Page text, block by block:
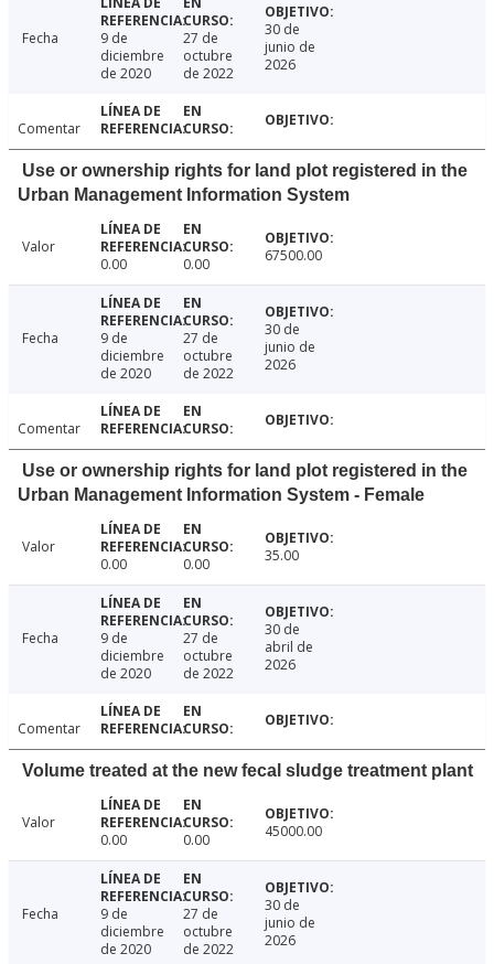
Fecha
9 de
diciembre
de 2020
27 de
octubre
de 2022
30 de
junio de
2026
Comentar
Use or ownership rights for land plot registered in the
Urban Management Information System
Valor
0.00
0.00 67500.00
Fecha
9 de
diciembre
de 2020
27 de
octubre
de 2022
30 de
junio de
2026
Comentar
Use or ownership rights for land plot registered in the
Urban Management Information System - Female
Valor
0.00
0.00 35.00
Fecha
9 de
diciembre
de 2020
27 de
octubre
de 2022
30 de
abril de
2026
Comentar
Volume treated at the new fecal sludge treatment plant
Valor
0.00
0.00 45000.00
Fecha
9 de
diciembre
de 2020
27 de
octubre
de 2022
30 de
junio de
2026